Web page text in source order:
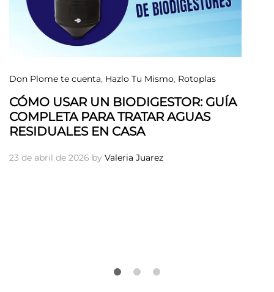
Don Plome te cuenta, Hazlo Tu Mismo, Rotoplas
CÓMO USAR UN BIODIGESTOR: GUÍA
COMPLETA PARA TRATAR AGUAS
RESIDUALES EN CASA
23 de abril de 2026 by Valeria Juarez